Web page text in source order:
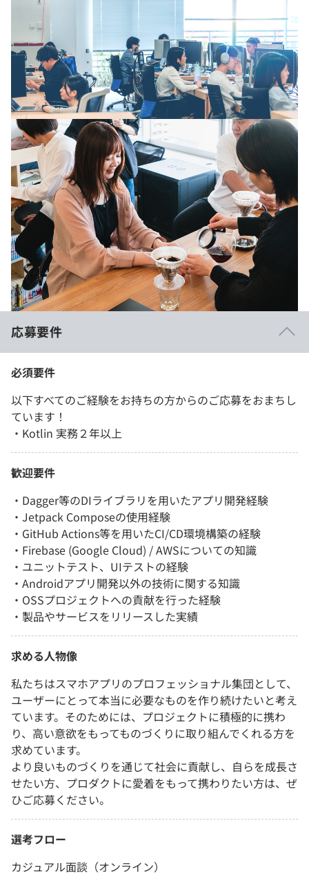
応募要件
必須要件
以下すべてのご経験をお持ちの方からのご応募をおまちし
ています！
・Kotlin 実務２年以上
歓迎要件
・Dagger等のDIライブラリを用いたアプリ開発経験
・Jetpack Composeの使用経験
・GitHub Actions等を用いたCI/CD環境構築の経験
・Firebase (Google Cloud) / AWSについての知識
・ユニットテスト、UIテストの経験
・Androidアプリ開発以外の技術に関する知識
・OSSプロジェクトへの貢献を行った経験
・製品やサービスをリリースした実績
求める人物像
私たちはスマホアプリのプロフェッショナル集団として、
ユーザーにとって本当に必要なものを作り続けたいと考え
ています。そのためには、プロジェクトに積極的に携わ
り、高い意欲をもってものづくりに取り組んでくれる方を
求めています。
より良いものづくりを通じて社会に貢献し、自らを成長さ
せたい方、プロダクトに愛着をもって携わりたい方は、ぜ
ひご応募ください。
選考フロー
カジュアル面談（オンライン）